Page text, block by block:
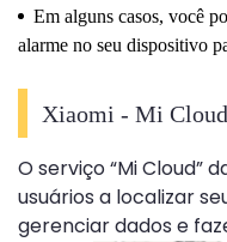
Em alguns casos, você
alarme no seu dispositivo
Xiaomi - Mi Cloud
O serviço “Mi Cloud”
usuários a localizar
gerenciar dados e